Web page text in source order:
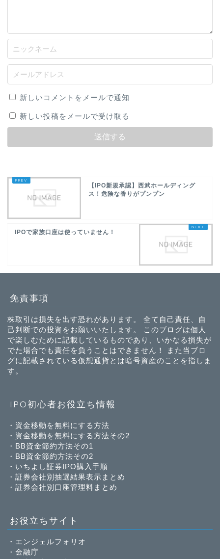
新しいコメントをメールで通知
新しい投稿をメールで受け取る
【IPO新規承認】西武ホールディング
ス！危険な香りがプンプン
IPOで家族口座は使っていません！
免責事項
株取引は損失を出す恐れがあります。 全て自己責任、自
己判断での投資をお願いいたします。 このブログは個人
で楽しむために記載しているものであり、いかなる損失が
でた場合でも責任を負うことはできません！ また当ブロ
グに記載されている仮想通貨とは暗号資産のことを指しま
す。
IPO初心者お役立ち情報
・ 資金移動を無料にする方法
・ 資金移動を無料にする方法その2
・ BB資金節約方法その1
・ BB資金節約方法その2
・ いちよし証券IPO購入手順
・ 証券会社別抽選結果表示まとめ
・ 証券会社別口座管理料まとめ
お役立ちサイト
・ エンジェルフォリオ
・ 金融庁